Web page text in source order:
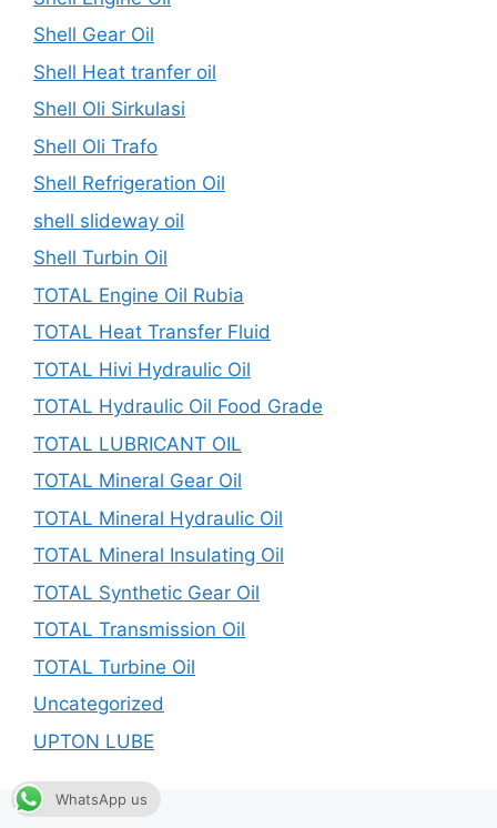
Shell Gear Oil
Shell Heat tranfer oil
Shell Oli Sirkulasi
Shell Oli Trafo
Shell Refrigeration Oil
shell slideway oil
Shell Turbin Oil
TOTAL Engine Oil Rubia
TOTAL Heat Transfer Fluid
TOTAL Hivi Hydraulic Oil
TOTAL Hydraulic Oil Food Grade
TOTAL LUBRICANT OIL
TOTAL Mineral Gear Oil
TOTAL Mineral Hydraulic Oil
TOTAL Mineral Insulating Oil
TOTAL Synthetic Gear Oil
TOTAL Transmission Oil
TOTAL Turbine Oil
Uncategorized
UPTON LUBE
WhatsApp us